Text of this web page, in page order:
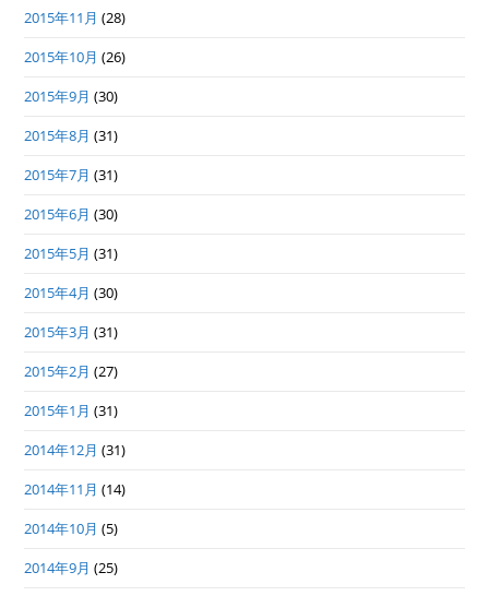
2015年11月 (28)
2015年10月 (26)
2015年9月 (30)
2015年8月 (31)
2015年7月 (31)
2015年6月 (30)
2015年5月 (31)
2015年4月 (30)
2015年3月 (31)
2015年2月 (27)
2015年1月 (31)
2014年12月 (31)
2014年11月 (14)
2014年10月 (5)
2014年9月 (25)